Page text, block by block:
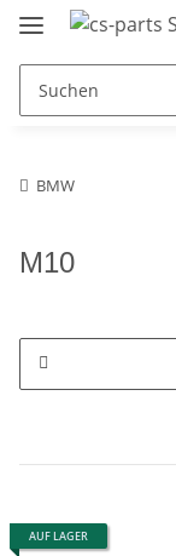
BMW
M10
AUF LAGER